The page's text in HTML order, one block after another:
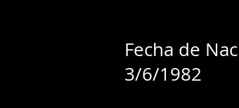
Fecha de
3/6/1982